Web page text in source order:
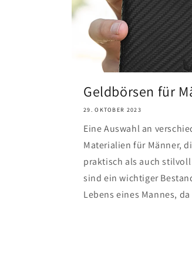
Geldbörsen für
29. OKTOBER 2023
Eine Auswahl an
Materialien für Männer,
praktisch als auch
sind ein wichtiger
Lebens eines Mannes,